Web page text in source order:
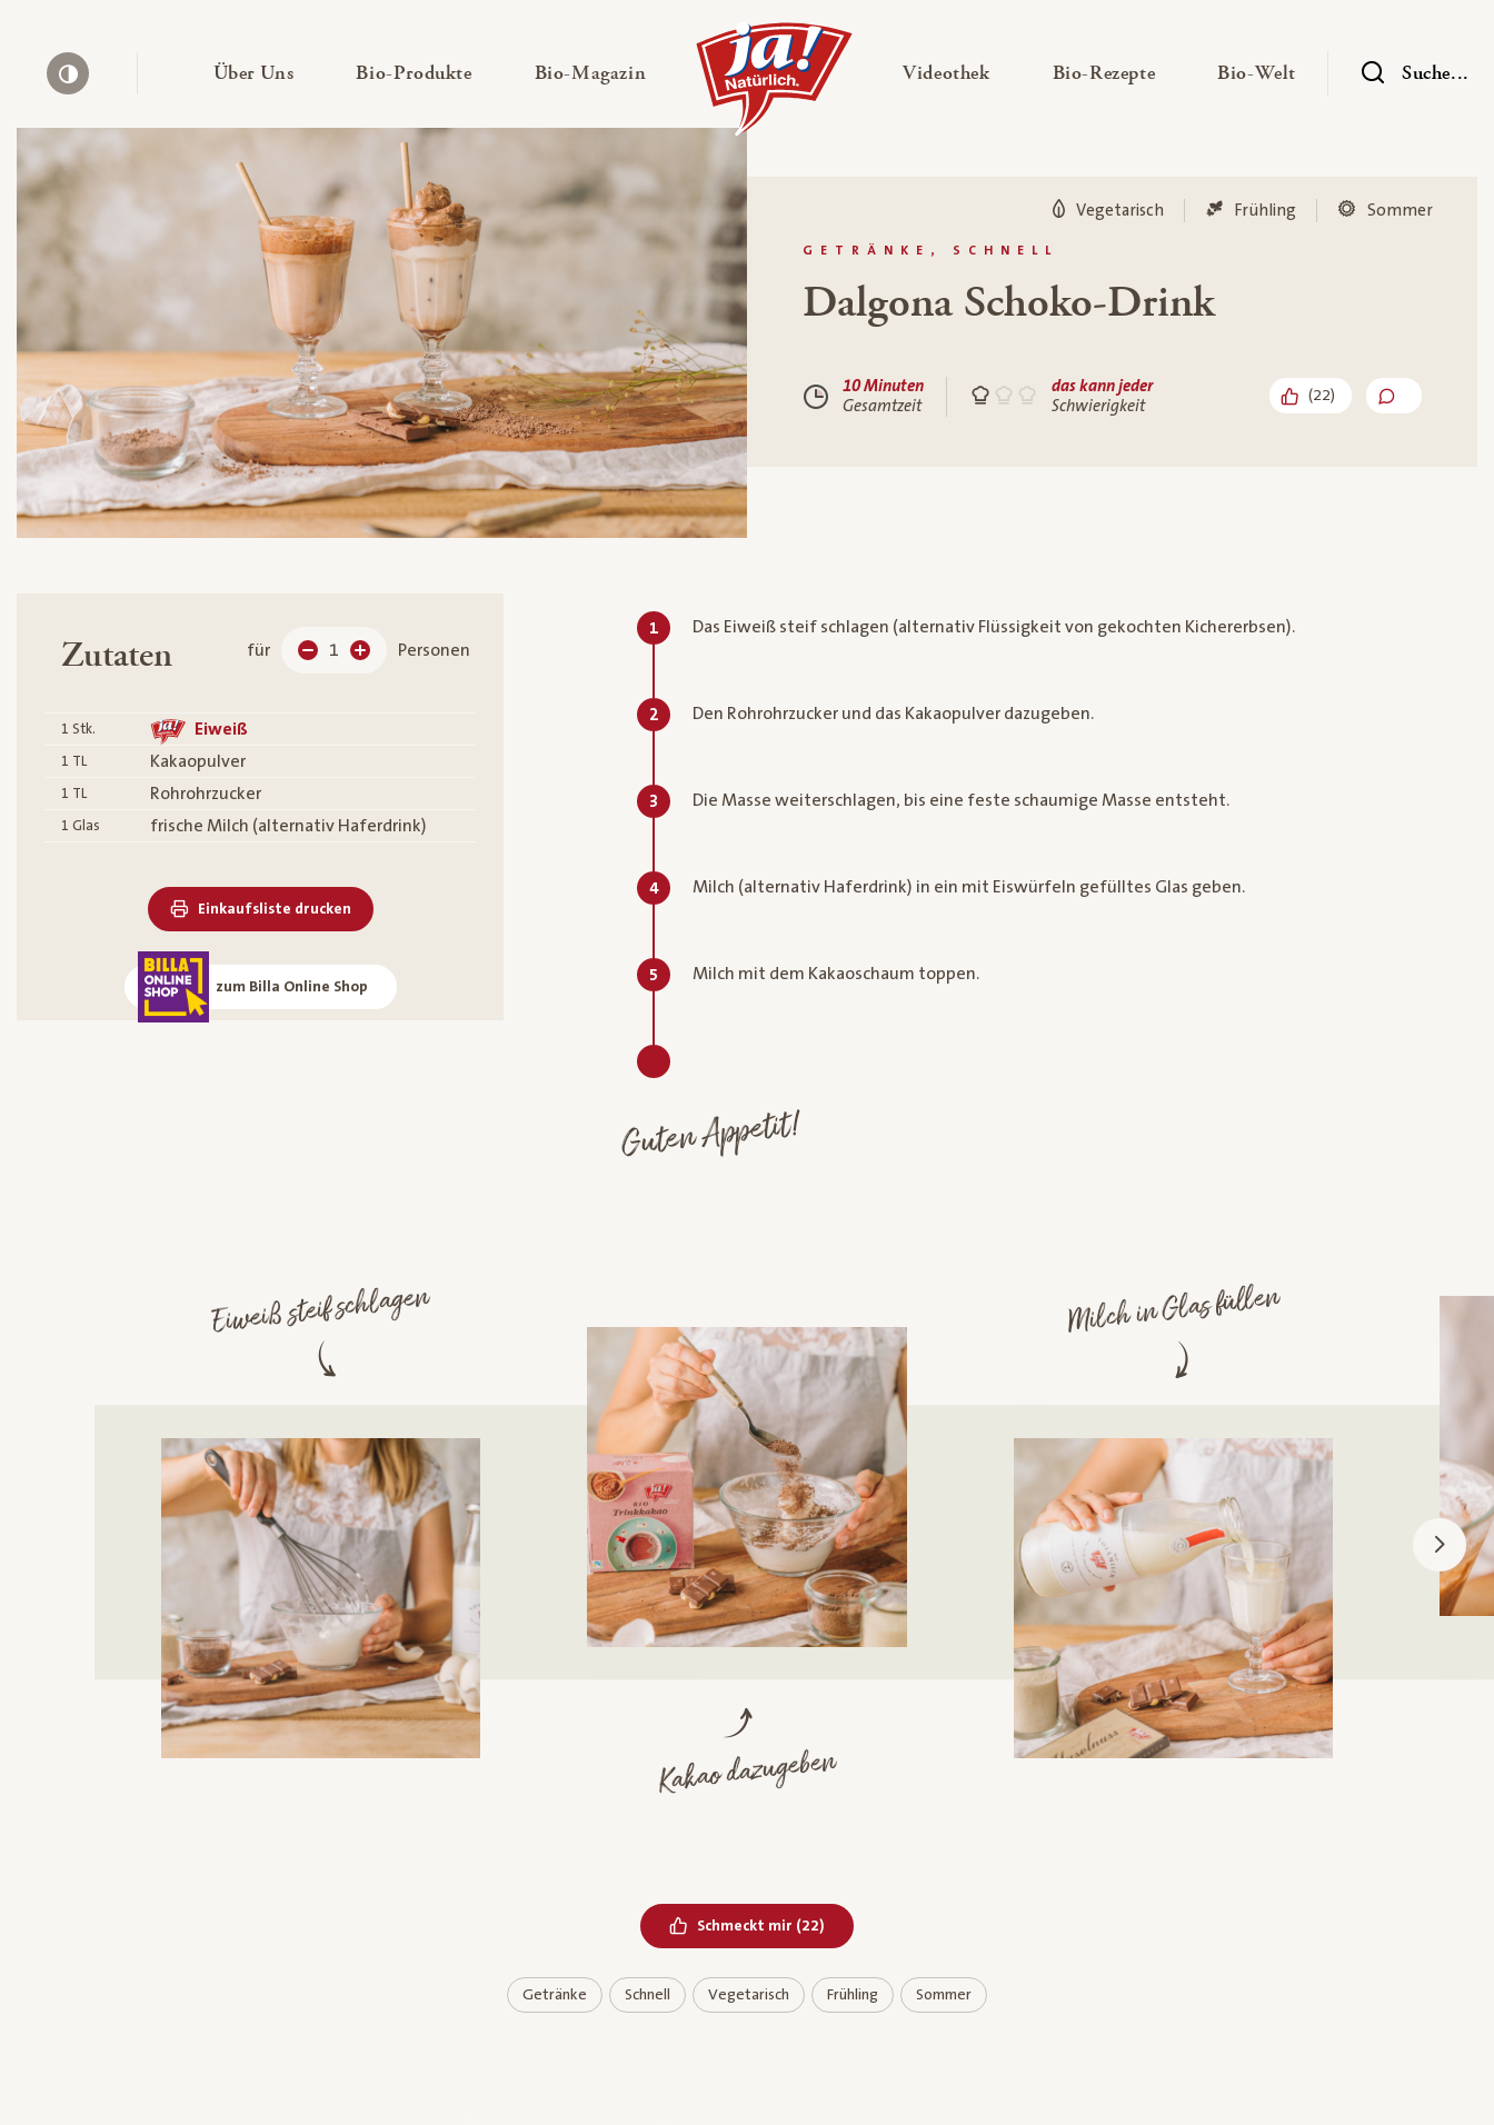
Über Uns— Untermenü ausklappen
Bio-Produkte— Untermenü ausklappen
Bio-Magazin — Untermenü ausklappen Videothek— Untermenü ausklappen
Bio-Rezepte— Untermenü ausklappen
Bio-Welt — UntermenüSuche...
GETRÄNKE, SCHNELL
Vegetarisch Frühling Sommer
Dalgona Schoko-Drink
10 Minuten
Gesamtzeit
das kann jeder
Schwierigkeit
(22)
Zutaten für 1 Personen
1 Stk. Eiweiß
1 TL Kakaopulver
1 TL Rohrohrzucker
1 Glas frische Milch (alternativ Haferdrink)
Einkaufsliste drucken
zum Billa Online Shop
1 Das Eiweiß steif schlagen (alternativ Flüssigkeit von gekochten Kichererbsen).
2 Den Rohrohrzucker und das Kakaopulver dazugeben.
3 Die Masse weiterschlagen, bis eine feste schaumige Masse entsteht.
4 Milch (alternativ Haferdrink) in ein mit Eiswürfeln gefülltes Glas geben.
5 Milch mit dem Kakaoschaum toppen.
Guten Appetit!
Eiweiß steif schlagen
Kakao dazugeben
Milch in Glas füllen
Schmeckt mir Bereits geliked
(22)
Getränke Schnell Vegetarisch Frühling Sommer